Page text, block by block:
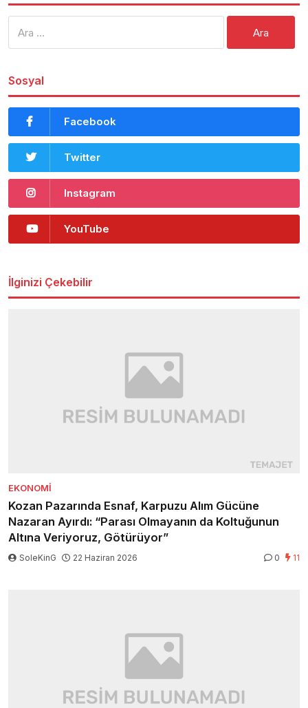
Sosyal
Facebook
Twitter
Instagram
YouTube
İlginizi Çekebilir
EKONOMI
Kozan Pazarında Esnaf, Karpuzu Alım Gücüne
Nazaran Ayırdı: “Parası Olmayanın da Koltuğunun
Altına Veriyoruz, Götürüyor”
SoleKinG 22 Haziran 2026 0 11